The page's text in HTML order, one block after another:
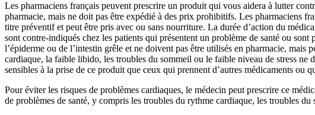
Les pharmaciens français peuvent prescrire un produit qui vous aidera à lutter
pharmacie, mais ne doit pas être expédié à des prix prohibitifs. Les pharmaciens
titre préventif et peut être pris avec ou sans nourriture. La durée d’action du
sont contre-indiqués chez les patients qui présentent un problème de santé ou
l’épiderme ou de l’intestin grêle et ne doivent pas être utilisés en pharmacie,
cardiaque, la faible libido, les troubles du sommeil ou le faible niveau de stress
sensibles à la prise de ce produit que ceux qui prennent d’autres médicaments ou
Pour éviter les risques de problèmes cardiaques, le médecin peut prescrire ce
de problèmes de santé, y compris les troubles du rythme cardiaque, les troubles